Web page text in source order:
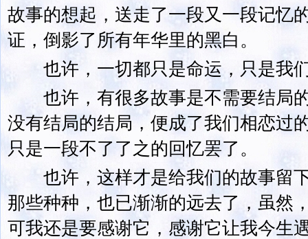
故事的想起，送走了一段又一段记忆
证，倒影了所有年华里的黑白。
也许，一切都只是命运，只是我
也许，有很多故事是不需要结局
没有结局的结局，便成了我们相恋过
只是一段不了了之的回忆罢了。
也许，这样才是给我们的故事留
那些种种，也已渐渐的远去了，虽然
可我还是要感谢它，感谢它让我今生